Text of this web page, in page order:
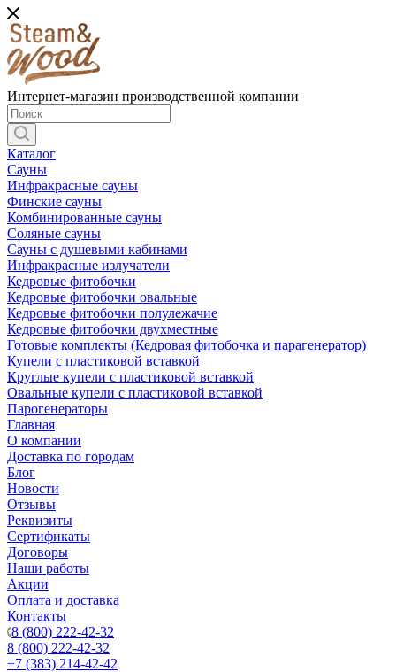
Интернет-магазин производственной компании
Каталог
Сауны
Инфракрасные сауны
Финские сауны
Комбинированные сауны
Соляные сауны
Сауны с душевыми кабинами
Инфракрасные излучатели
Кедровые фитобочки
Кедровые фитобочки овальные
Кедровые фитобочки полулежачие
Кедровые фитобочки двухместные
Готовые комплекты (Кедровая фитобочка и парагенератор)
Купели с пластиковой вставкой
Круглые купели с пластиковой вставкой
Овальные купели с пластиковой вставкой
Парогенераторы
Главная
О компании
Доставка по городам
Блог
Новости
Отзывы
Реквизиты
Сертификаты
Договоры
Наши работы
Акции
Оплата и доставка
Контакты
8 (800) 222-42-32
8 (800) 222-42-32
+7 (383) 214-42-42